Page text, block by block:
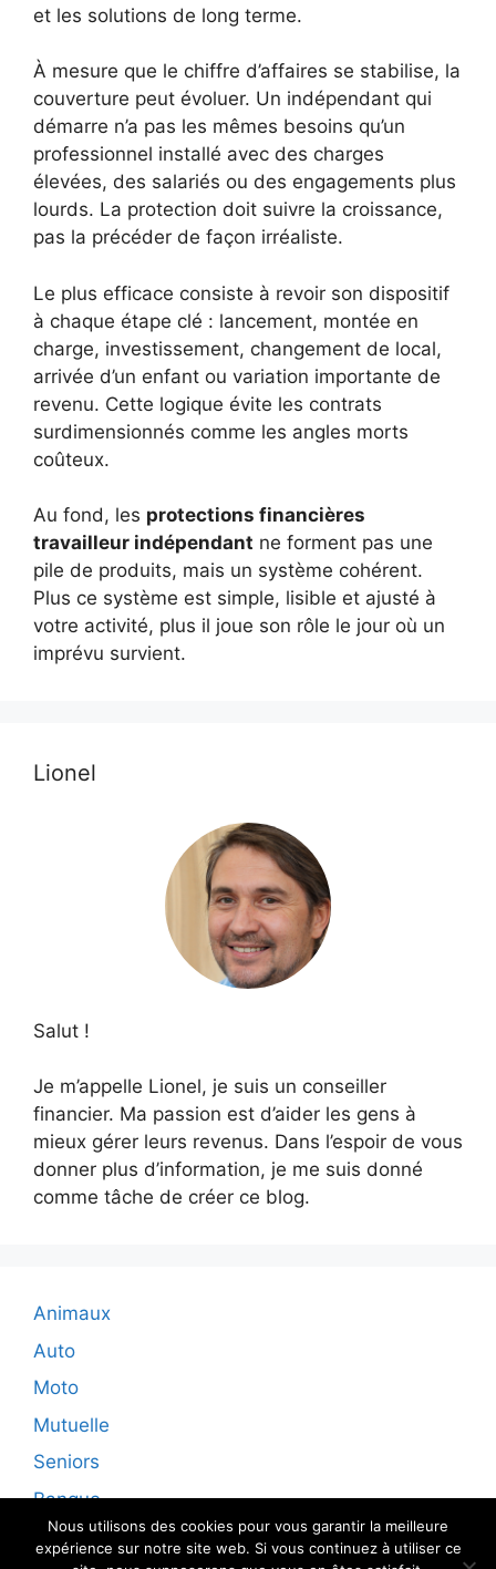
et les solutions de long terme.
À mesure que le chiffre d’affaires se stabilise, la
couverture peut évoluer. Un indépendant qui
démarre n’a pas les mêmes besoins qu’un
professionnel installé avec des charges
élevées, des salariés ou des engagements plus
lourds. La protection doit suivre la croissance,
pas la précéder de façon irréaliste.
Le plus efficace consiste à revoir son dispositif
à chaque étape clé : lancement, montée en
charge, investissement, changement de local,
arrivée d’un enfant ou variation importante de
revenu. Cette logique évite les contrats
surdimensionnés comme les angles morts
coûteux.
Au fond, les protections financières
travailleur indépendant ne forment pas une
pile de produits, mais un système cohérent.
Plus ce système est simple, lisible et ajusté à
votre activité, plus il joue son rôle le jour où un
imprévu survient.
Lionel
Salut !
Je m’appelle Lionel, je suis un conseiller
financier. Ma passion est d’aider les gens à
mieux gérer leurs revenus. Dans l’espoir de vous
donner plus d’information, je me suis donné
comme tâche de créer ce blog.
Animaux
Auto
Moto
Mutuelle
Seniors
Banque
Nous utilisons des cookies pour vous garantir la meilleure
expérience sur notre site web. Si vous continuez à utiliser ce